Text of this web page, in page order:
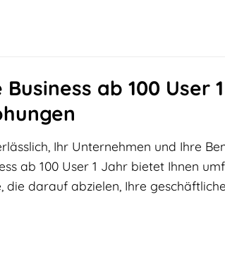
ab 100 User
Ihr Unternehmen und Ihre
ab 100 User 1 Jahr bietet Ihnen
darauf abzielen, Ihre